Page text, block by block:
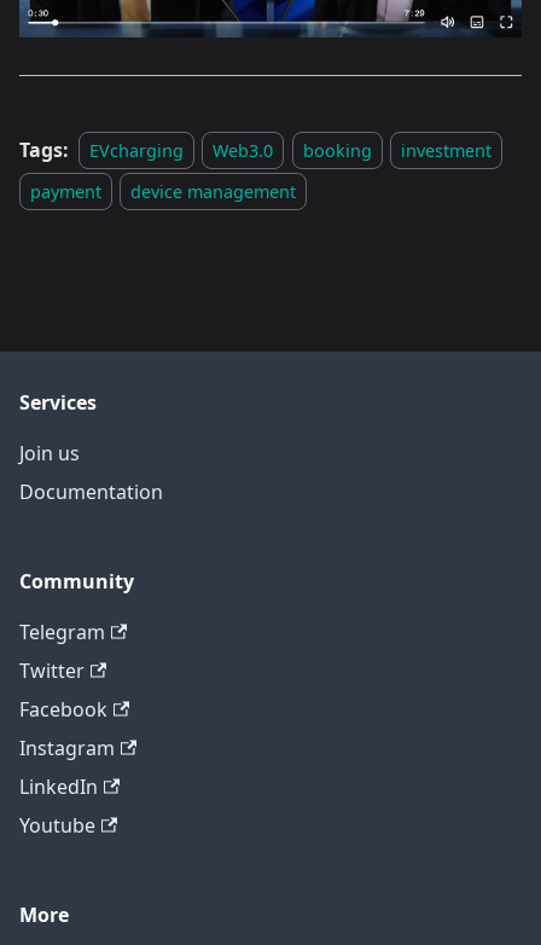
Tags: EVcharging Web3.0 booking
investment
payment
device management
Services
Join us
Documentation
Community
Telegram
Twitter
Facebook
Instagram
LinkedIn
Youtube
More